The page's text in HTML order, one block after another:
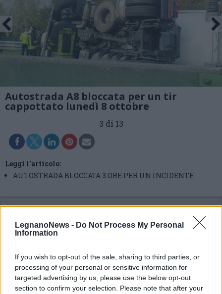
LegnanoNews - Do Not Process My Personal
Information
If you wish to opt-out of the sale, sharing to third parties, or
processing of your personal or sensitive information for
targeted advertising by us, please use the below opt-out
section to confirm your selection. Please note that after your
Autostrada A8 bloccata per un tir
cappottato lunedì 8 ottobre
3 di 13
Leggi l'articolo:
AUTOSTRADA BLOCCATA 3 ORE PER UN INCIDENTE